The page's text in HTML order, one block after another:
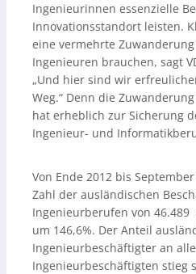
Ingenieurinnen essenzielle
Innovationsstandort leisten.
eine vermehrte
Ingenieuren brauchen, sagt
„Und hier sind wir
Weg.“ Denn die
hat erheblich zur Sicherung
Ingenieur- und
Von Ende 2012 bis
Zahl der ausländischen
Ingenieurberufen von
um 146,6%. Der Anteil
Ingenieurbeschäftigter an
Ingenieurbeschäftigten stieg